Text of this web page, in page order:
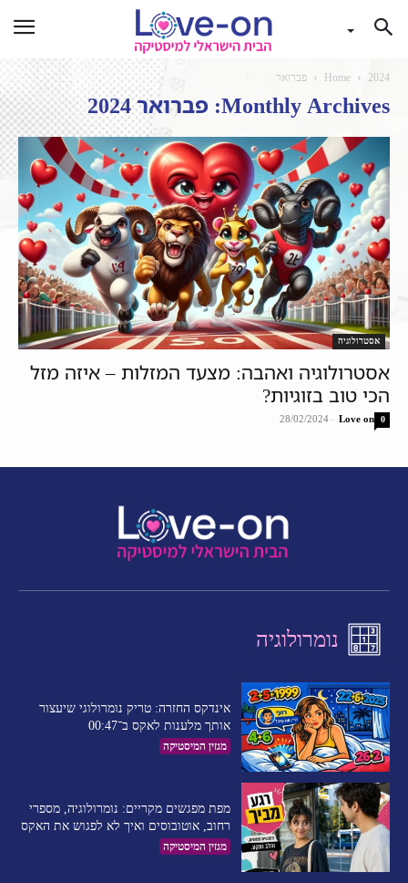
Home 2024 פברואר
Monthly Archives: פברואר 2024
אסטרולוגיה
אסטרולוגיה ואהבה: מצעד המזלות – איזה מזל
הכי טוב בזוגיות?
Love on
-
28/02/2024 0
נומרולוגיה
אינדקס החזרה: טריק נומרולוגי שיעצור
אותך מלענות לאקס ב־00:47
מגזין המיסטיקה
מפת מפגשים מקריים: נומרולוגיה, מספרי
רחוב, אוטובוסים ואיך לא לפגוש את האקס
מגזין המיסטיקה